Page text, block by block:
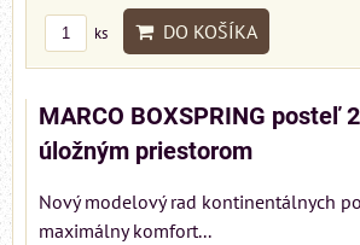
ks DO KOŠÍKA
MARCO BOXSPRING posteľ
úložným priestorom
Nový modelový rad kontinentálnych
maximálny komfort...